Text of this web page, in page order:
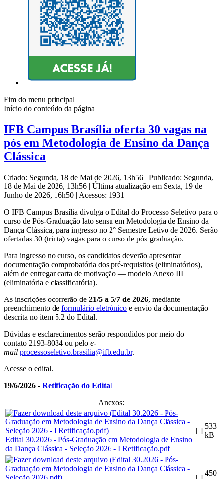
Fim do menu principal
Início do conteúdo da página
IFB Campus Brasília oferta 30 vagas na
pós em Metodologia de Ensino da Dança
Clássica
Criado: Segunda, 18 de Mai de 2026, 13h56 | Publicado: Segunda,
18 de Mai de 2026, 13h56 | Última atualização em Sexta, 19 de
Junho de 2026, 16h50 | Acessos: 1931
O IFB Campus Brasília divulga o Edital do Processo Seletivo para o
curso de Pós-Graduação lato sensu em Metodologia de Ensino da
Dança Clássica, para ingresso no 2° Semestre Letivo de 2026. Serão
ofertadas 30 (trinta) vagas para o curso de pós-graduação.
Para ingresso no curso, os candidatos deverão apresentar
documentação comprobatória dos pré-requisitos (eliminatórios),
além de entregar carta de motivação — modelo Anexo III
(eliminatória e classificatória).
As inscrições ocorrerão de 21/5 a 5/7 de 2026, mediante
preenchimento de formulário eletrônico e envio da documentação
descrita no item 5.2 do Edital.
Dúvidas e esclarecimentos serão respondidos por meio do
contato 2193-8084 ou pelo e-
mail processoseletivo.brasilia@ifb.edu.br.
Acesse o edital.
19/6/2026 - Retificação do Edital
Anexos:
Edital 30.2026 - Pós-Graduação em Metodologia de Ensino
da Dança Clássica - Seleção 2026 - I Retificação.pdf
[ ]
533
kB
[ ]
450